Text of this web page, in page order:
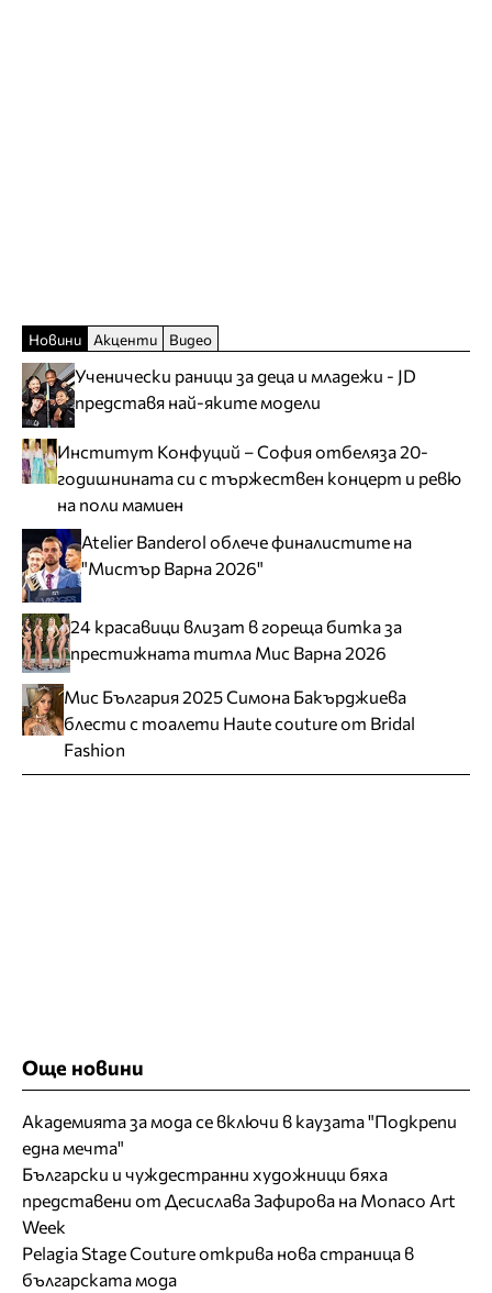
Новини Акценти Видео
Ученически раници за деца и младежи - JD
представя най-яките модели
Институт Конфуций – София отбеляза 20-
годишнината си с тържествен концерт и ревю
на поли мамиен
Atelier Banderol облече финалистите на
"Мистър Варна 2026"
24 красавици влизат в гореща битка за
престижната титла Мис Варна 2026
Мис България 2025 Симона Бакърджиева
блести с тоалети Haute couture от Bridal
Fashion
Още новини
Академията за мода се включи в каузата "Подкрепи
една мечта"
Български и чуждестранни художници бяха
представени от Десислава Зафирова на Monaco Art
Week
Pelagia Stage Couture открива нова страница в
българската мода